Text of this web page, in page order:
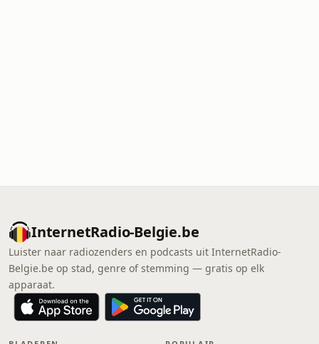
InternetRadio-Belgie.be
Luister naar radiozenders en podcasts uit InternetRadio-
Belgie.be op stad, genre of stemming — gratis op elk
apparaat.